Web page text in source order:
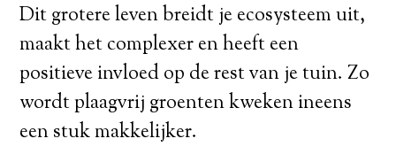
Dit grotere leven breidt je ecosysteem uit,
maakt het complexer en heeft een
positieve invloed op de rest van je tuin. Zo
wordt plaagvrij groenten kweken ineens
een stuk makkelijker.